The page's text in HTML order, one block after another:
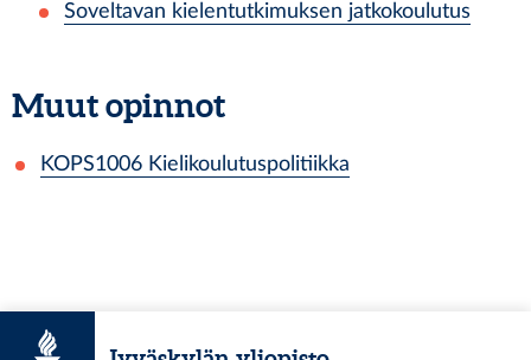
Soveltavan kielentutkimuksen jatkokoulutus
Muut opinnot
KOPS1006 Kielikoulutuspolitiikka